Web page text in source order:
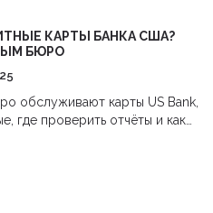
КАРТЫ БАНКА США?
БЮРО
обслуживают карты US Bank,
где проверить отчёты и как